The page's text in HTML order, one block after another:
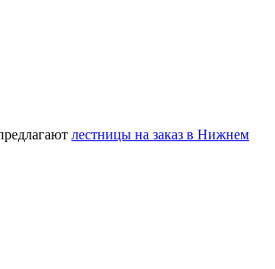
лестницы на заказ в Нижнем